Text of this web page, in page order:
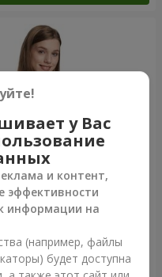
"Ангелочек"
Заказать
у Вас
и контент,
эффективности
информации на
(например, файлы
будет доступна